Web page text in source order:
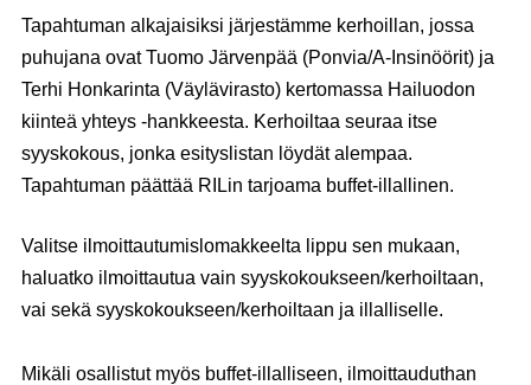
Tapahtuman alkajaisiksi järjestämme kerhoillan, jossa
puhujana ovatTuomo Järvenpää (Ponvia/A-Insinöörit) ja
Terhi Honkarinta (Väylävirasto) kertomassa Hailuodon
kiinteä yhteys -hankkeesta. Kerhoiltaa seuraa itse
syyskokous, jonka esityslistan löydät alempaa.
Tapahtuman päättää RILin tarjoama buffet-illallinen.
Valitse ilmoittautumislomakkeelta lippu sen mukaan,
haluatko ilmoittautua vain syyskokoukseen/kerhoiltaan,
vai sekä syyskokoukseen/kerhoiltaan ja illalliselle.
Mikäli osallistut myös buffet-illalliseen, ilmoittauduthan